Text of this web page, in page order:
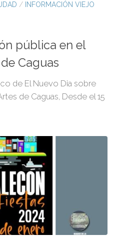
/ INFORMACIÓN VIEJO
pública en el
Caguas
de El Nuevo Dia sobre
de Caguas, Desde el 15